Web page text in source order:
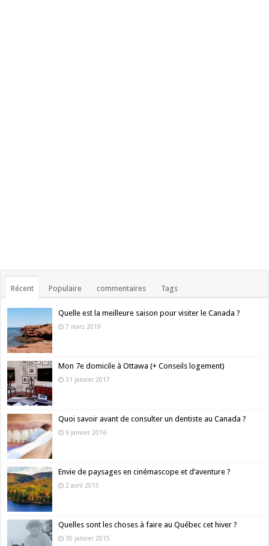
Récent Populaire commentaires Tags
Quelle est la meilleure saison pour visiter le Canada ?
7 mars 2019
Mon 7e domicile à Ottawa (+ Conseils logement)
31 janvier 2017
Quoi savoir avant de consulter un dentiste au Canada ?
6 janvier 2016
Envie de paysages en cinémascope et d’aventure ?
2 avril 2015
Quelles sont les choses à faire au Québec cet hiver ?
30 janvier 2015